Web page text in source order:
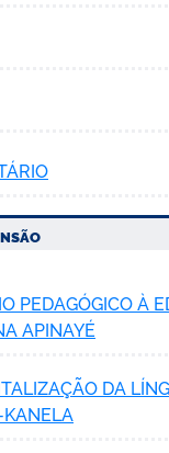
PEDAGÓGICO À
APINAYÉ
DA